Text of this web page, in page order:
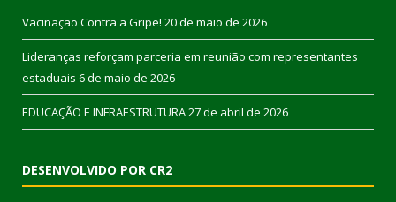
Vacinação Contra a Gripe! 20 de maio de 2026
Lideranças reforçam parceria em reunião com representantes
estaduais 6 de maio de 2026
EDUCAÇÃO E INFRAESTRUTURA27 de abril de 2026
DESENVOLVIDO POR CR2